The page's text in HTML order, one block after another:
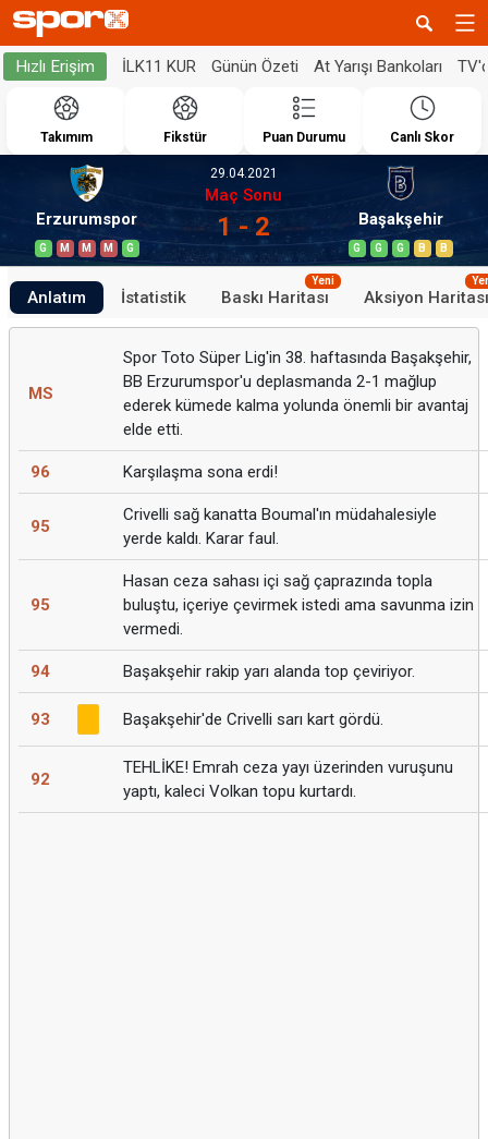
Hızlı Erişim İLK11 KUR Günün Özeti At Yarışı Bankoları
Takımım Fikstür Puan Durumu Canlı Skor
Erzurumspor
G M M M G
29.04.2021
Maç Sonu
1 - 2 Başakşehir
G G G B B
Anlatım İstatistik Baskı Haritası
Yeni
Aksiyon Haritası
MS
Spor Toto Süper Lig'in 38. haftasında Başakşehir,
BB Erzurumspor'u deplasmanda 2-1 mağlup
ederek kümede kalma yolunda önemli bir avantaj
elde etti.
96 Karşılaşma sona erdi!
95
Crivelli sağ kanatta Boumal'ın müdahalesiyle
yerde kaldı. Karar faul.
95
Hasan ceza sahası içi sağ çaprazında topla
buluştu, içeriye çevirmek istedi ama savunma izin
vermedi.
94 Başakşehir rakip yarı alanda top çeviriyor.
93 Başakşehir'de Crivelli sarı kart gördü.
92
TEHLİKE! Emrah ceza yayı üzerinden vuruşunu
yaptı, kaleci Volkan topu kurtardı.